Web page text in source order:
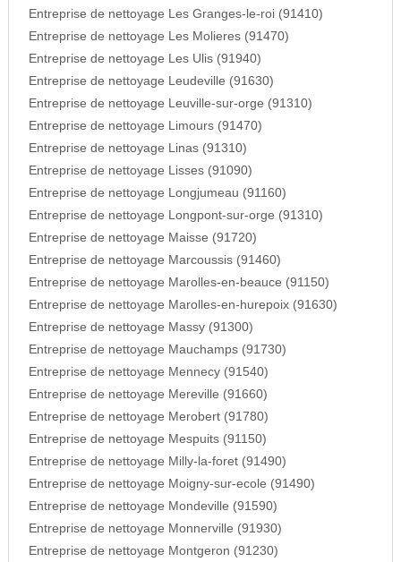
Entreprise de nettoyage Les Granges-le-roi (91410)
Entreprise de nettoyage Les Molieres (91470)
Entreprise de nettoyage Les Ulis (91940)
Entreprise de nettoyage Leudeville (91630)
Entreprise de nettoyage Leuville-sur-orge (91310)
Entreprise de nettoyage Limours (91470)
Entreprise de nettoyage Linas (91310)
Entreprise de nettoyage Lisses (91090)
Entreprise de nettoyage Longjumeau (91160)
Entreprise de nettoyage Longpont-sur-orge (91310)
Entreprise de nettoyage Maisse (91720)
Entreprise de nettoyage Marcoussis (91460)
Entreprise de nettoyage Marolles-en-beauce (91150)
Entreprise de nettoyage Marolles-en-hurepoix (91630)
Entreprise de nettoyage Massy (91300)
Entreprise de nettoyage Mauchamps (91730)
Entreprise de nettoyage Mennecy (91540)
Entreprise de nettoyage Mereville (91660)
Entreprise de nettoyage Merobert (91780)
Entreprise de nettoyage Mespuits (91150)
Entreprise de nettoyage Milly-la-foret (91490)
Entreprise de nettoyage Moigny-sur-ecole (91490)
Entreprise de nettoyage Mondeville (91590)
Entreprise de nettoyage Monnerville (91930)
Entreprise de nettoyage Montgeron (91230)